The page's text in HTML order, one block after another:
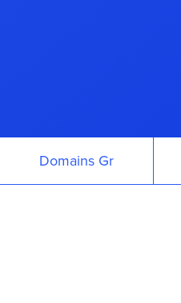
Domains Gr